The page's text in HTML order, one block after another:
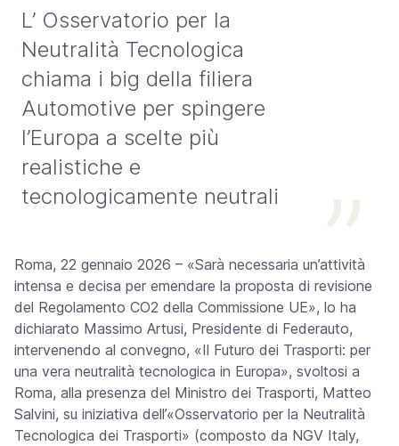
L’ Osservatorio per la
Neutralità Tecnologica
chiama i big della filiera
Automotive per spingere
l’Europa a scelte più
realistiche e
tecnologicamente neutrali
Roma, 22 gennaio 2026 – «Sarà necessaria un’attività
intensa e decisa per emendare la proposta di revisione
del Regolamento CO2 della Commissione UE», lo ha
dichiarato Massimo Artusi, Presidente di Federauto,
intervenendo al convegno, «Il Futuro dei Trasporti: per
una vera neutralità tecnologica in Europa», svoltosi a
Roma, alla presenza del Ministro dei Trasporti, Matteo
Salvini, su iniziativa dell’«Osservatorio per la Neutralità
Tecnologica dei Trasporti» (composto da NGV Italy,